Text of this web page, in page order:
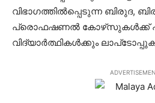
വിഭാഗത്തില്‍പ്പെടുന്ന ബിരുദ,
പ്രൊഫഷണല്‍ കോഴ്‌സുകള്‍ക്ക്
വിദ്യാര്‍ത്ഥികള്‍ക്കും